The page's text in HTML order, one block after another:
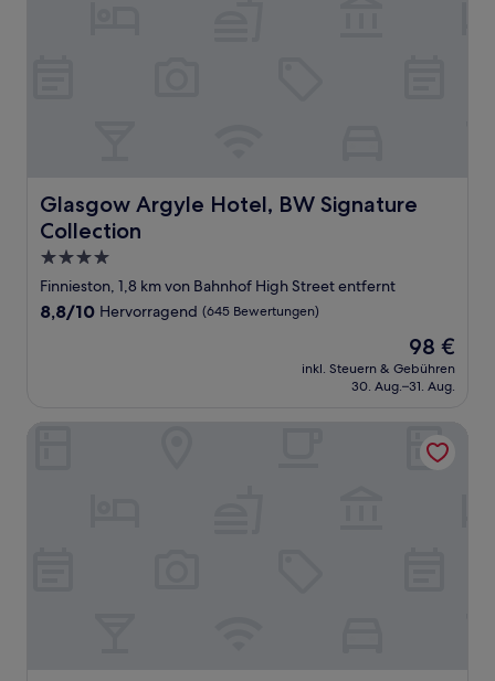
Glasgow Argyle Hotel, BW Signature
Collection
Glasgow Argyle Hotel, BW Signature Collection
4.0-
Sterne-
Unterkunft
Finnieston, 1,8 km von Bahnhof High Street entfernt
8.8
8,8/10 Hervorragend (645 Bewertungen)
Der
Preis
beträgt
98 €
inkl. Steuern & Gebühren
30. Aug.–31. Aug.